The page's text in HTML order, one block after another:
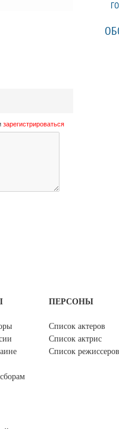
зарегистрироваться
ПЕРСОНЫ
Список актеров
Список актрис
Список режиссеров